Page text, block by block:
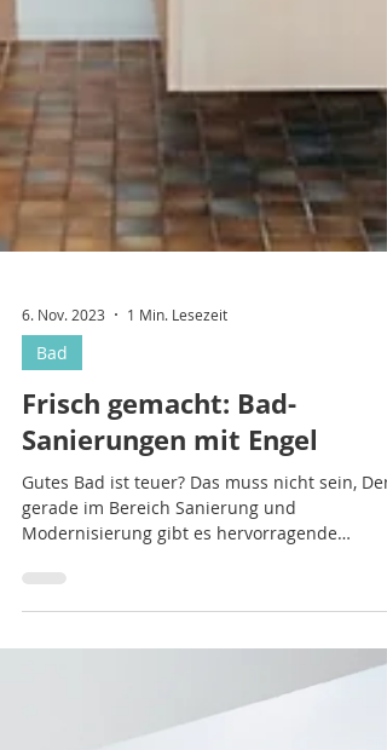
6. Nov. 2023 1 Min. Lesezeit
Bad
Frisch gemacht: Bad-
Sanierungen mit Engel
Gutes Bad ist teuer? Das muss nicht sein,
gerade im Bereich Sanierung und